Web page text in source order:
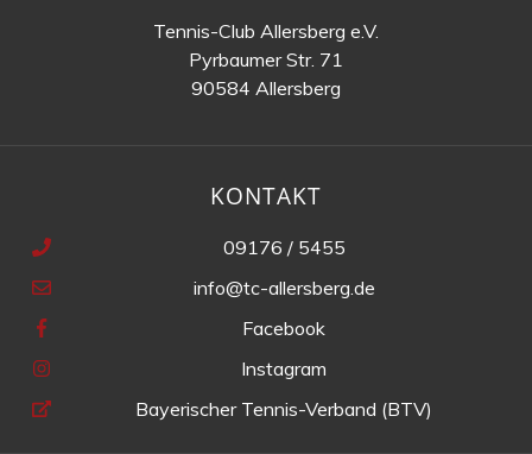
Tennis-Club Allersberg e.V.
Pyrbaumer Str. 71
90584 Allersberg
KONTAKT
09176 / 5455
info@tc-allersberg.de
Facebook
Instagram
Bayerischer Tennis-Verband (BTV)